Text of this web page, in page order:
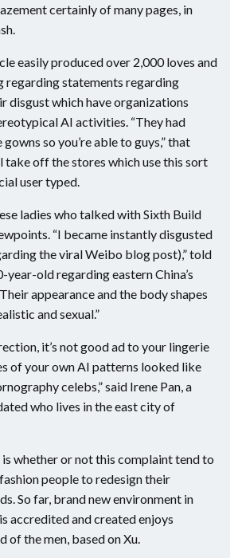
certainly of many pages, in
easily produced over 2,000 loves and
regarding statements regarding
disgust which have organizations
AI activities. “They had
so you’re able to guys,” that
take off the stores which use this sort
user typed.
ladies who talked with Sixth Build
“I became instantly disgusted
the viral Weibo blog post),” told
year-old regarding eastern China’s
appearance and the body shapes
and sexual.”
it’s not good ad to your lingerie
of your own AI patterns looked like
celebs,” said Irene Pan, a
who lives in the east city of
whether or not this complaint tend to
people to redesign their
So far, brand new environment in
accredited and created enjoys
of the men, based on Xu.